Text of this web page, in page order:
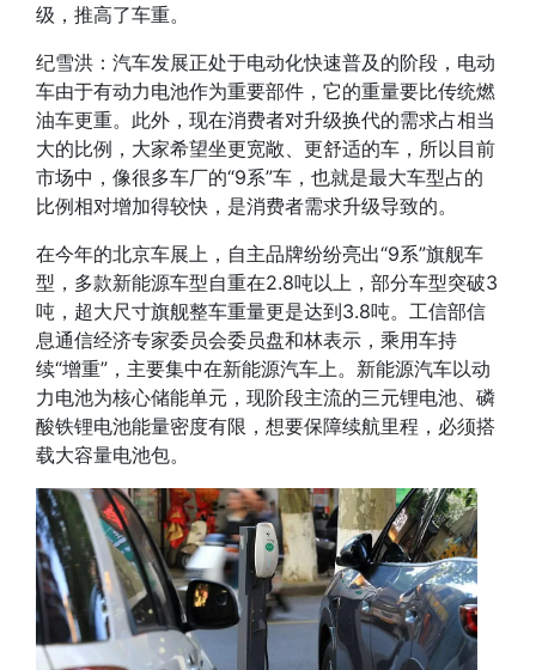
级，推高了车重。
纪雪洪： 汽车发展正处于电动化快速普及的阶段， 电动
车由于有动力电池作为重要部件，它的重量要比传统燃
油车更重。此外，现在消费者对升级换代的需求占相当
大的比例，大家希望坐更宽敞、更舒适的车，所以目前
市场中，像很多车厂的“9系”车，也就是最大车型占的
比例相对增加得较快，是消费者需求升级导致的。
在今年的北京车展上，自主品牌纷纷亮出“9系”旗舰车
型， 多款新能源车型自重在2.8吨以上，部分车型突破3
吨，超大尺寸旗舰整车重量更是达到3.8吨。工信部信
息通信经济专家委员会委员盘和林表示，乘用车持
续“增重”，主要集中在新能源汽车上。新能源汽车以动
力电池为核心储能单元，现阶段主流的三元锂电池、磷
酸铁锂电池能量密度有限， 想要保障续航里程，必须搭
载大容量电池包。